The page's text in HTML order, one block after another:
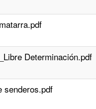
Determinación.pdf
senderos.pdf